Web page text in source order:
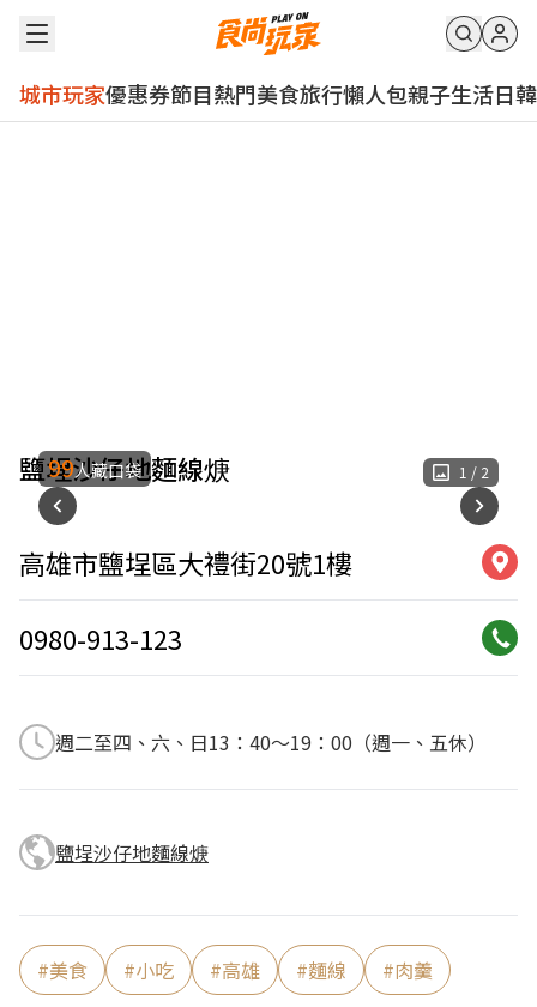
城市玩家優惠券節目熱門美食旅行懶人包親子生活日韓
鹽埕沙仔地麵線焿 1 / 2
99人藏口袋
高雄市鹽埕區大禮街20號1樓
0980-913-123
週二至四、六、日13：40～19：00（週一、五休）
鹽埕沙仔地麵線焿
#美食 #小吃 #高雄 #麵線 #肉羹